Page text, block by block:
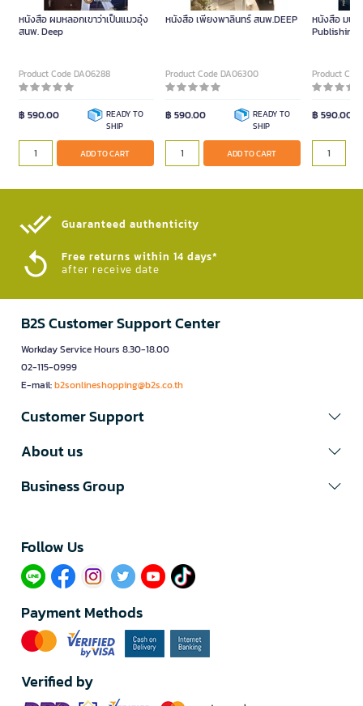
หนังสือ ผมหลอกเขาว่าเป็นแมวอุ๋ง
สนพ. Deep
Product Code DA06288
฿ 590.00
READY TO
SHIP
ADD TO CART
หนังสือ เพียงพาลินทร์ สนพ.DEEP
Product Code DA06300
฿ 590.00
READY TO
SHIP
ADD TO CART
หนังสือ มนต์
Publishing)
Product
฿ 590.00
Guaranteed authenticity​
Free returns within 14 days*
after receive date
B2S Customer Support Center
Workday Service Hours 8.30-18.00
02-115-0999
E-mail:b2sonlineshopping@b2s.co.th
Customer Support
About us
Business Group
Follow Us​
Payment Methods
Verified by